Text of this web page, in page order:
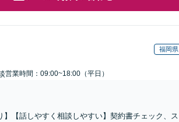
福岡県
営業時間：09:00~18:00（平日）
】【話しやすく相談しやすい】契約書チェック、ス